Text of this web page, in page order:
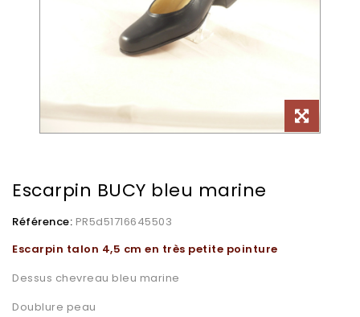
Escarpin BUCY bleu marine
Référence: PR5d51716645503
Escarpin talon 4,5 cm en très petite pointure
Dessus chevreau bleu marine
Doublure peau